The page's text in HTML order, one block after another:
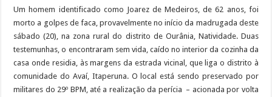
Um homem identificado como Joarez de Medeiros, de 62 anos, foi
morto a golpes de faca, provavelmente no início da madrugada deste
sábado (20), na zona rural do distrito de Ourânia, Natividade. Duas
testemunhas, o encontraram sem vida, caído no interior da cozinha da
casa onde residia, às margens da estrada vicinal, que liga o distrito à
comunidade do Avaí, Itaperuna. O local está sendo preservado por
militares do 29º BPM, até a realização da perícia – acionada por volta